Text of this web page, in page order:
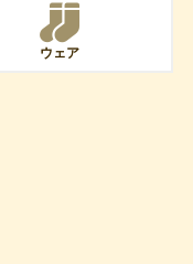
ウェア